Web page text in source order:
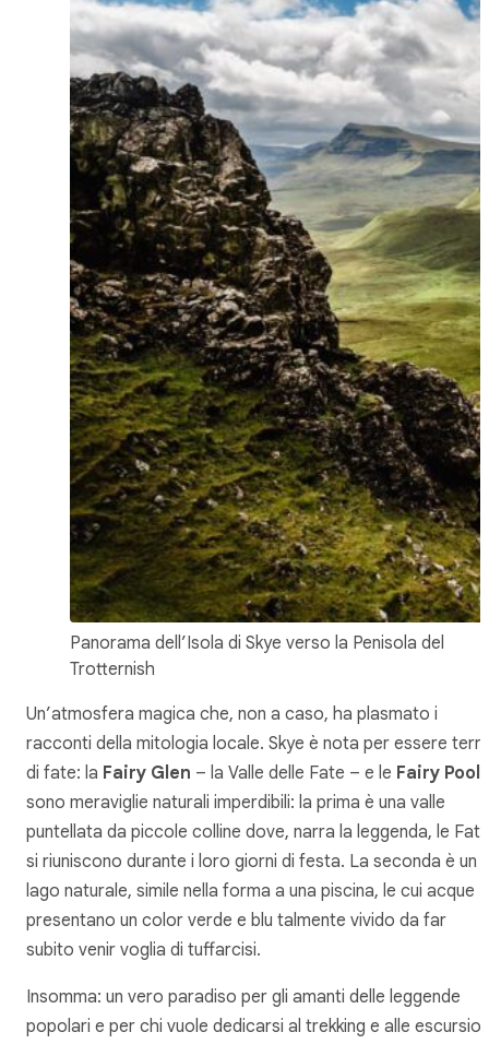
Panorama dell’Isola di Skye verso la Penisola del
Trotternish
Un’atmosfera magica che, non a caso, ha plasmato i
racconti della mitologia locale. Skye è nota per essere
di fate: la Fairy Glen – la Valle delle Fate – e le Fairy Pools
sono meraviglie naturali imperdibili: la prima è una valle
puntellata da piccole colline dove, narra la leggenda, le Fate
si riuniscono durante i loro giorni di festa. La seconda è un
lago naturale, simile nella forma a una piscina, le cui acque
presentano un color verde e blu talmente vivido da far
subito venir voglia di tuffarcisi.
Insomma: un vero paradiso per gli amanti delle leggende
popolari e per chi vuole dedicarsi al trekking e alle